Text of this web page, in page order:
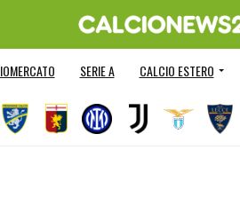
SERIE A CALCIO ESTERO